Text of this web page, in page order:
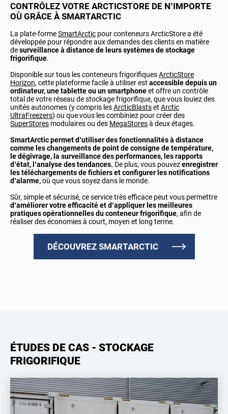
CONTRÔLEZ VOTRE ARCTICSTORE DE N’IMPORTE
OÙ GRÂCE À SMARTARCTIC
La plate-formeSmartArctic pour conteneurs ArcticStore a été
développée pour répondre aux demandes des clients en matière
desurveillance à distance de leurs systèmes de stockage
frigorifique.
Disponible sur tous les conteneurs frigorifiquesArcticStore
Horizon, cette plateforme facile à utiliser est accessible depuis un
ordinateur, une tablette ou un smartphoneet offre un contrôle
total de votre réseau de stockage frigorifique, que vous louiez des
unités autonomes (y compris lesArcticBlastset Arctic
UltraFreezers) ou que vous les combiniez pour créer des
SuperStores modulaires ou des MegaStoresà deux étages.
SmartArctic permet d’utiliser des fonctionnalités à distance
comme les changements de point de consigne de température,
le dégivrage, la surveillance des performances, les rapports
d’état, l’analyse des tendances. De plus, vous pouvezenregistrer
les téléchargements de fichiers et configurer les notifications
d’alarme,où que vous soyez dans le monde.
Sûr, simple et sécurisé, ce service très efficace peut vous permettre
d’améliorer votre efficacité et d’appliquer les meilleures
pratiques opérationnelles du conteneur frigorifique, afin de
réaliser des économies à court, moyen et long terme.
DÉCOUVREZ SMARTARCTIC
ÉTUDES DE CAS - STOCKAGE
FRIGORIFIQUE